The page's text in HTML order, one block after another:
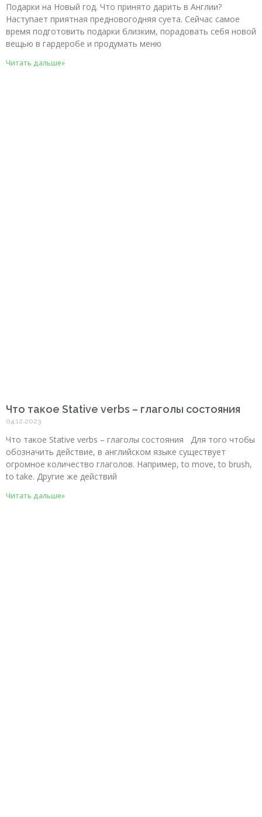
Подарки на Новый год. Что принято дарить в Англии?
Наступает приятная предновогодняя суета. Сейчас самое
время подготовить подарки близким, порадовать себя новой
вещью в гардеробе и продумать меню
Читать дальше»
Что такое Stative verbs – глаголы состояния
04.12.2023
Что такое Stative verbs – глаголы состояния Для того чтобы
обозначить действие, в английском языке существует
огромное количество глаголов. Например, to move, to brush,
to take. Другие же действий
Читать дальше»